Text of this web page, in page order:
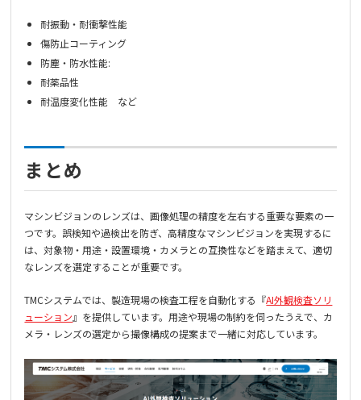
耐振動・耐衝撃性能
傷防止コーティング
防塵・防水性能:
耐薬品性
耐温度変化性能 など
まとめ
マシンビジョンのレンズは、画像処理の精度を左右する重要な要素の一
つです。誤検知や過検出を防ぎ、高精度なマシンビジョンを実現するに
は、対象物・用途・設置環境・カメラとの互換性などを踏まえて、適切
なレンズを選定することが重要です。
TMCシステムでは、製造現場の検査工程を自動化する『AI外観検査ソリ
ューション』を提供しています。用途や現場の制約を伺ったうえで、カ
メラ・レンズの選定から撮像構成の提案まで一緒に対応しています。